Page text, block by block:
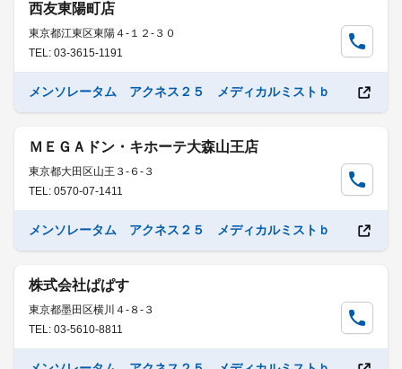
西友東陽町店
東京都江東区東陽４-１２-３０
TEL: 03-3615-1191
メンソレータム アクネス２５ メディカルミストｂ
ＭＥＧＡドン・キホーテ大森山王店
東京都大田区山王３-６-３
TEL: 0570-07-1411
メンソレータム アクネス２５ メディカルミストｂ
株式会社ぱぱす
東京都墨田区横川４-８-３
TEL: 03-5610-8811